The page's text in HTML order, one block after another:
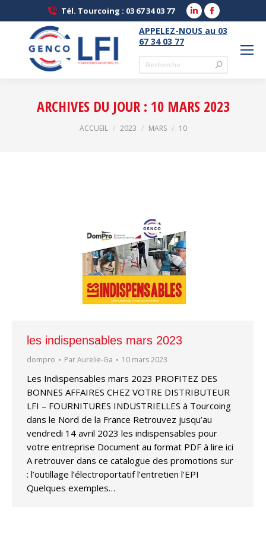
Tél. Tourcoing : 03 67 34 03 77
LinkedIn
page
Facebook
page
APPELEZ-NOUS au 03
67 34 03 77
Recherche
ARCHIVES DU JOUR : 10 MARS 2023
Vous êtes ici :
ACCUEIL 2023 MARS 10
les indispensables mars 2023
dompro ParAurelie-Ga 10 mars 2023
Les Indispensables mars 2023 PROFITEZ DES
BONNES AFFAIRES CHEZ VOTRE DISTRIBUTEUR
LFI – FOURNITURES INDUSTRIELLES à Tourcoing
dans le Nord de la France Retrouvez jusqu’au
vendredi 14 avril 2023 les indispensables pour
votre entreprise Document au format PDF à lire ici
A retrouver dans ce catalogue des promotions sur
: l’outillage l’électroportatif l’entretien l’EPI
Quelques exemples…